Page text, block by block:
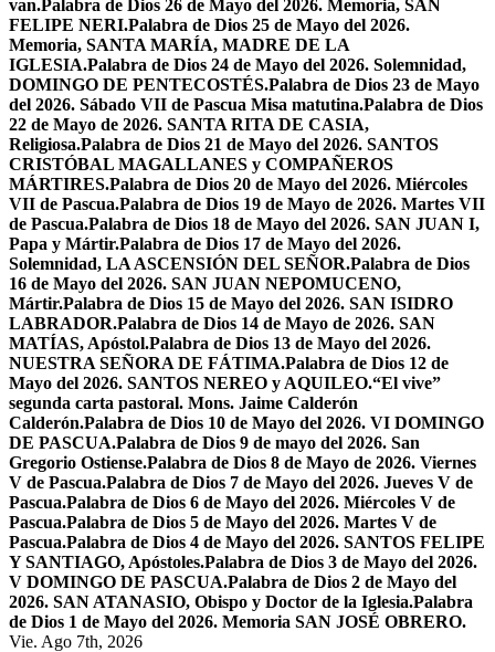
van.Palabra de Dios 26 de Mayo del 2026. Memoria, SAN
FELIPE NERI.Palabra de Dios 25 de Mayo del 2026.
Memoria, SANTA MARÍA, MADRE DE LA
IGLESIA.Palabra de Dios 24 de Mayo del 2026. Solemnidad,
DOMINGO DE PENTECOSTÉS.Palabra de Dios 23 de Mayo
del 2026. Sábado VII de Pascua Misa matutina.Palabra de Dios
22 de Mayo de 2026. SANTA RITA DE CASIA,
Religiosa.Palabra de Dios 21 de Mayo del 2026. SANTOS
CRISTÓBAL MAGALLANES y COMPAÑEROS
MÁRTIRES.Palabra de Dios 20 de Mayo del 2026. Miércoles
VII de Pascua.Palabra de Dios 19 de Mayo de 2026. Martes VII
de Pascua.Palabra de Dios 18 de Mayo del 2026. SAN JUAN I,
Papa y Mártir.Palabra de Dios 17 de Mayo del 2026.
Solemnidad, LA ASCENSIÓN DEL SEÑOR.Palabra de Dios
16 de Mayo del 2026. SAN JUAN NEPOMUCENO,
Mártir.Palabra de Dios 15 de Mayo del 2026. SAN ISIDRO
LABRADOR.Palabra de Dios 14 de Mayo de 2026. SAN
MATÍAS, Apóstol.Palabra de Dios 13 de Mayo del 2026.
NUESTRA SEÑORA DE FÁTIMA.Palabra de Dios 12 de
Mayo del 2026. SANTOS NEREO y AQUILEO.“El vive”
segunda carta pastoral. Mons. Jaime Calderón
Calderón.Palabra de Dios 10 de Mayo del 2026. VI DOMINGO
DE PASCUA.Palabra de Dios 9 de mayo del 2026. San
Gregorio Ostiense.Palabra de Dios 8 de Mayo de 2026. Viernes
V de Pascua.Palabra de Dios 7 de Mayo del 2026. Jueves V de
Pascua.Palabra de Dios 6 de Mayo del 2026. Miércoles V de
Pascua.Palabra de Dios 5 de Mayo del 2026. Martes V de
Pascua.Palabra de Dios 4 de Mayo del 2026. SANTOS FELIPE
Y SANTIAGO, Apóstoles.Palabra de Dios 3 de Mayo del 2026.
V DOMINGO DE PASCUA.Palabra de Dios 2 de Mayo del
2026. SAN ATANASIO, Obispo y Doctor de la Iglesia.Palabra
de Dios 1 de Mayo del 2026. Memoria SAN JOSÉ OBRERO.
Vie. Ago 7th, 2026